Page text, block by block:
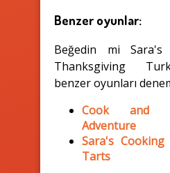
Benzer oyunlar:
Beğedin mi Sara's
Thanksgiving
benzer oyunları
Cook and
Adventure
Sara's
Tarts